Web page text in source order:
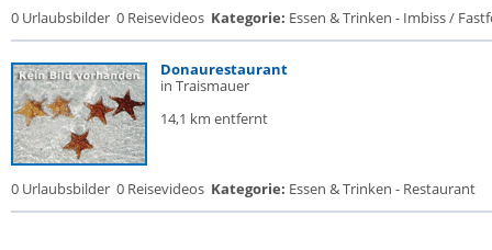
0 Urlaubsbilder 0 Reisevideos Kategorie: Essen & Trinken - Imbiss /
Donaurestaurant
in Traismauer
14,1 km entfernt
0 Urlaubsbilder 0 Reisevideos Kategorie: Essen & Trinken - Restaurant